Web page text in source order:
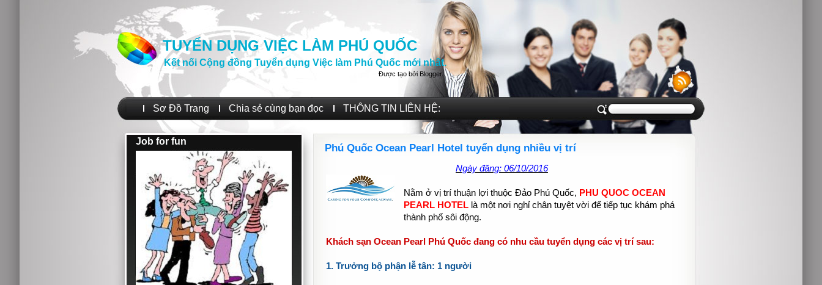
TUYỂN DỤNG VIỆC LÀM PHÚ QUỐC
Kết nối Cộng đồng Tuyển dụng Việc làm Phú Quốc mới nhất.
Được tạo bởi Blogger.
Sơ Đồ Trang Chia sẻ cùng bạn đọc THÔNG TIN LIÊN HỆ:
Job for fun
Phú Quốc Ocean Pearl Hotel tuyển dụng nhiều vị trí
Ngày đăng: 06/10/2016
Nằm ở vị trí thuận lợi thuộc Đảo Phú Quốc, PHU QUOC OCEAN
PEARL HOTEL là một nơi nghỉ chân tuyệt vời để tiếp tục khám phá
thành phố sôi động.
Khách sạn Ocean Pearl Phú Quốc đang có nhu cầu tuyển dụng các vị trí sau:
1. Trưởng bộ phận lễ tân: 1 người